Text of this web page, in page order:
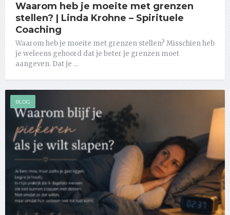
Waarom heb je moeite met grenzen
stellen? | Linda Krohne – Spirituele
Coaching
Waarom heb je moeite met grenzen stellen? Misschien heb
je weleens gehoord dat je beter je grenzen moet
aangeven. Dat je …
BLOG